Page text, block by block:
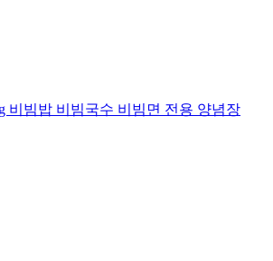
비빔밥 비빔국수 비빔면 전용 양념장